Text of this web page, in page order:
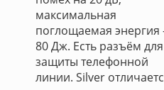
максимальная
поглощаемая энергия
80 Дж. Есть разъём для
защиты телефонной
линии. Silver